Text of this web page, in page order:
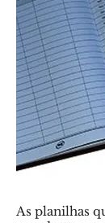
As planilhas